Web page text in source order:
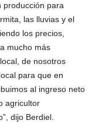
producción para
las lluvias y el
los precios,
mucho más
de nosotros
para que en
al ingreso neto
agricultor
dijo Berdiel.